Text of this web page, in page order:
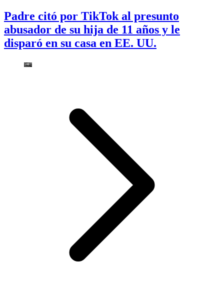
Padre citó por TikTok al presunto
abusador de su hija de 11 años y le
disparó en su casa en EE. UU.